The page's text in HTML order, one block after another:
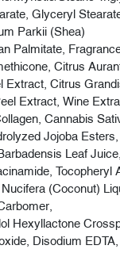
Glyceryl
Parkii(Shea)
Palmitate,
Citrus
Extract, Citrus
Extract, Wine
Cannabis
Jojoba Esters,
Leaf
Tocopheryl
(Coconut)
Hexyllactone
Disodium EDTA,